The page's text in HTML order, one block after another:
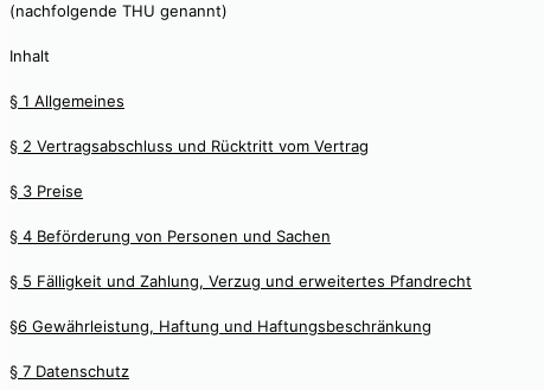
(nachfolgende THU genannt)
Inhalt
§ 1 Allgemeines
§ 2 Vertragsabschluss und Rücktritt vom Vertrag
§ 3 Preise
§ 4 Beförderung von Personen und Sachen
§ 5 Fälligkeit und Zahlung, Verzug und erweitertes Pfandrecht
§6 Gewährleistung, Haftung und Haftungsbeschränkung
§ 7 Datenschutz